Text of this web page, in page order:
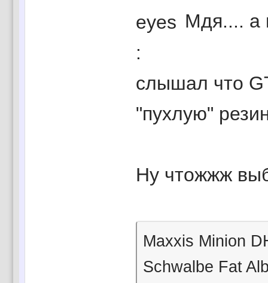
Мдя.... а
слышал что
"пухлую"
Ну чтожжж
Maxxis Minion
Schwalbe Fat